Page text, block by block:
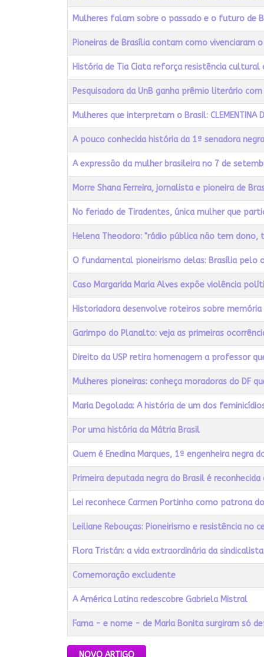
Mulheres falam sobre o passado e o futuro de
Pioneiras de Brasília contam como vivenciaram
História de Tia Ciata reforça resistência
Pesquisadora da UnB ganha prêmio literário
Mulheres que interpretam o Brasil: CLEMENTINA
A pouco conhecida história da 1ª senadora
A expressão da mulher brasileira no 7 de
Morre Shana Ferreira, jornalista e pioneira de
No feriado de Tiradentes, única mulher que
Helena Theodoro: "rádio pública não tem dono,
O fundamental pioneirismo delas: Brasília pelo
Caso Margarida Maria Alves expõe violência
Historiadora desenvolve roteiros sobre
Garimpo do Planalto: veja as primeiras
Direito da USP retira homenagem a professor
Mulheres pioneiras: conheça moradoras do DF
Maria Degolada: A história de um dos
Por uma história da Mátria Brasil
Quem é Enedina Marques, 1ª engenheira negra
Primeira deputada negra do Brasil é
Lei reconhece Carmen Portinho como patrona
Leiliane Rebouças: Pioneirismo e resistência no
Flora Tristán: a vida extraordinária da
Comemoração excludente
A América Latina redescobre Gabriela Mistral
Fama - e nome - de Maria Bonita surgiram só
NOVO ARTIGO